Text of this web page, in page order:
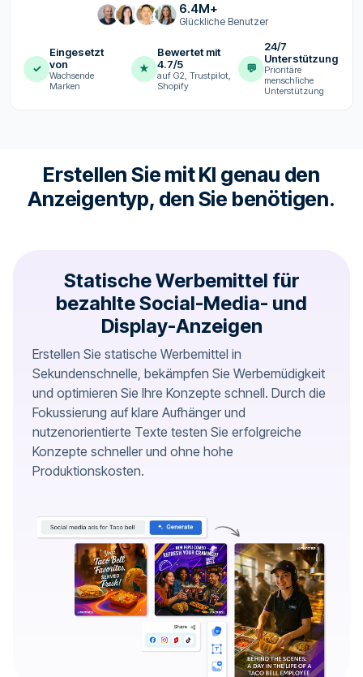
6.4M+
Glückliche Benutzer
✓
Eingesetzt
von
Wachsende
Marken
★
Bewertet mit
4.7/5
auf G2, Trustpilot,
Shopify
💬
24/7
Unterstützung
Prioritäre
menschliche
Unterstützung
Erstellen Sie mit KI genau den
Anzeigentyp, den Sie benötigen.
Statische Werbemittel für
bezahlte Social-Media- und
Display-Anzeigen
Erstellen Sie statische Werbemittel in
Sekundenschnelle, bekämpfen Sie Werbemüdigkeit
und optimieren Sie Ihre Konzepte schnell. Durch die
Fokussierung auf klare Aufhänger und
nutzenorientierte Texte testen Sie erfolgreiche
Konzepte schneller und ohne hohe
Produktionskosten.